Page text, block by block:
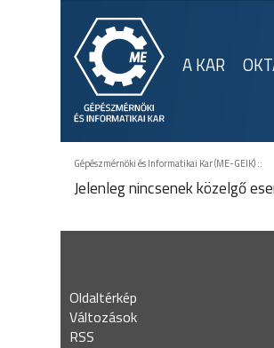
A KAR
Gépészmérnöki és Informatikai Kar (ME-GEIK)::
Jelenleg nincsenek közelgő
Oldaltérkép
Változások
RSS